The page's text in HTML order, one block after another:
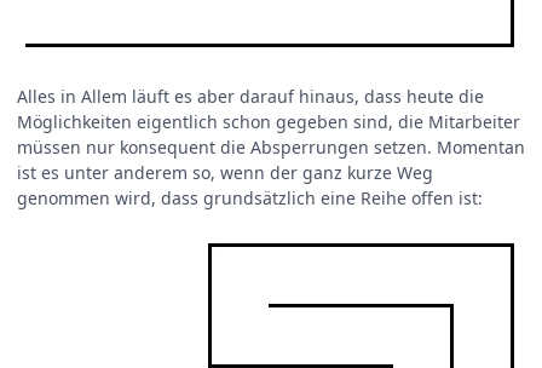
Alles in Allem läuft es aber darauf hinaus, dass heute die
Möglichkeiten eigentlich schon gegeben sind, die Mitarbeiter
müssen nur konsequent die Absperrungen setzen. Momentan
ist es unter anderem so, wenn der ganz kurze Weg
genommen wird, dass grundsätzlich eine Reihe offen ist: